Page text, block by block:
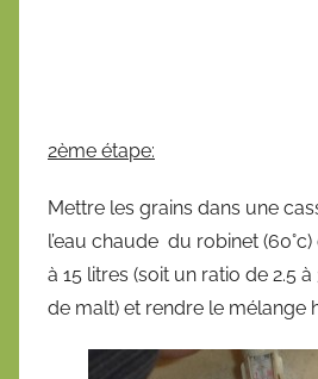
2ème étape:
Mettre les grains dans une
l’eau chaude du robinet
à 15 litres (soit un ratio de 2.5 à
de malt) et rendre le mélange